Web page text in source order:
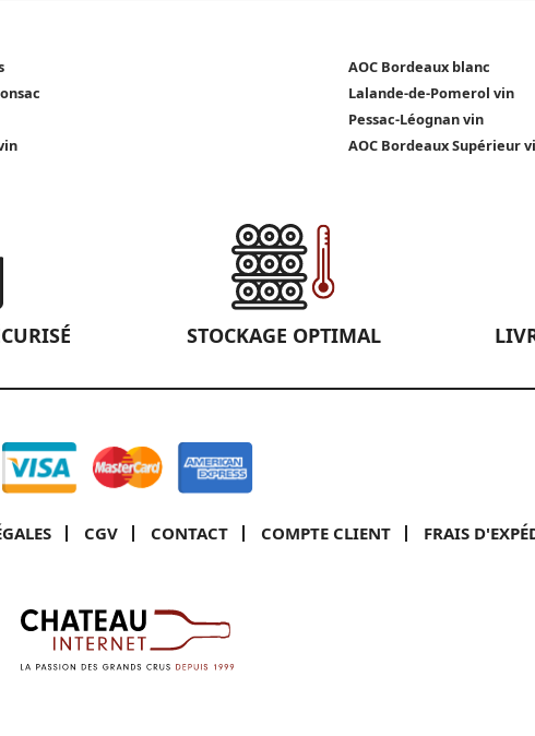
AOC Bordeaux blanc
Lalande-de-Pomerol vin
Pessac-Léognan vin
AOC Bordeaux Supérieur
STOCKAGE OPTIMAL
CGV CONTACT COMPTE CLIENT FRAIS